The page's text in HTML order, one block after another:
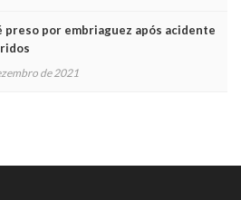
por embriaguez após acidente
de 2021